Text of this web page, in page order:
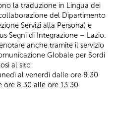
la traduzione in Lingua dei
del Dipartimento
Servizi alla Persona) e
Segni di Integrazione – Lazio.
anche tramite il servizio
Globale per Sordi
al sito
al venerdì dalle ore 8.30
ore 8.30 alle ore 13.30